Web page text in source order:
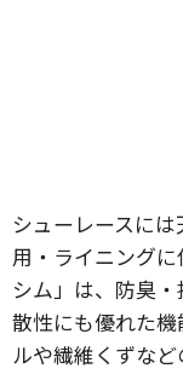
シューレースに
用・ライニング
シム」は、防臭
散性にも優れた
ルや繊維くずなど